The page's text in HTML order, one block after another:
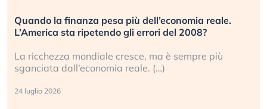
Quando la finanza pesa più dell’economia reale.
L’America sta ripetendo gli errori del 2008?
La ricchezza mondiale cresce, ma è sempre più
sganciata dall’economia reale. (…)
24 luglio 2026